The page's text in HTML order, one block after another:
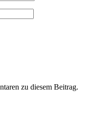
zu diesem Beitrag.